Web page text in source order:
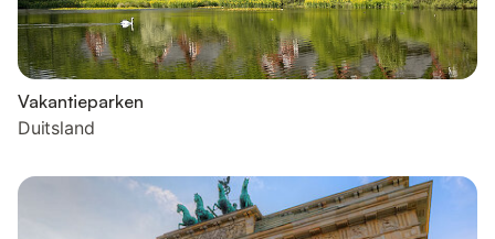
Vakantieparken
Duitsland